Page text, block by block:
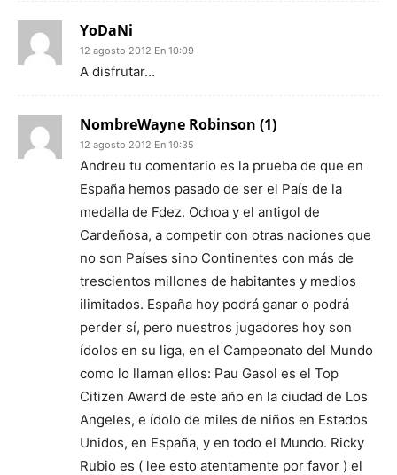
YoDaNi
12 agosto 2012 En 10:09
A disfrutar…
NombreWayne Robinson (1)
12 agosto 2012 En 10:35
Andreu tu comentario es la prueba de que en
España hemos pasado de ser el País de la
medalla de Fdez. Ochoa y el antigol de
Cardeñosa, a competir con otras naciones que
no son Países sino Continentes con más de
trescientos millones de habitantes y medios
ilimitados. España hoy podrá ganar o podrá
perder sí, pero nuestros jugadores hoy son
ídolos en su liga, en el Campeonato del Mundo
como lo llaman ellos: Pau Gasol es el Top
Citizen Award de este año en la ciudad de Los
Angeles, e ídolo de miles de niños en Estados
Unidos, en España, y en todo el Mundo. Ricky
Rubio es ( lee esto atentamente por favor ) el